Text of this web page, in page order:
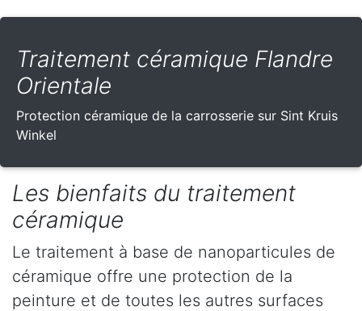
Traitement céramique Flandre
Orientale
Protection céramique de la carrosserie sur Sint Kruis
Winkel
Les bienfaits du traitement
céramique
Le traitement à base de nanoparticules de
céramique offre une protection de la
peinture et de toutes les autres surfaces